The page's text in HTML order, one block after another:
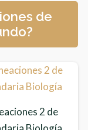
de
2 de